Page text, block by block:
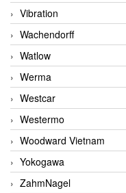
Vibration
Wachendorff
Watlow
Werma
Westcar
Westermo
Woodward Vietnam
Yokogawa
ZahmNagel